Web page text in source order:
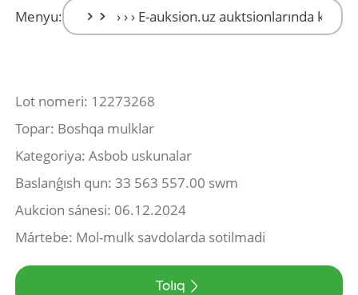
Menyu:
Lot nomeri: 12273268
Topar: Boshqa mulklar
Kategoriya: Asbob uskunalar
Baslanǵısh qun: 33 563 557.00 swm
Aukcion sánesi: 06.12.2024
Mártebe: Mol-mulk savdolarda sotilmadi
Tolıq